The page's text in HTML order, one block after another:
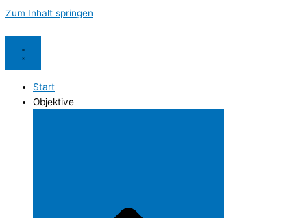
Zum Inhalt springen
Start
Objektive